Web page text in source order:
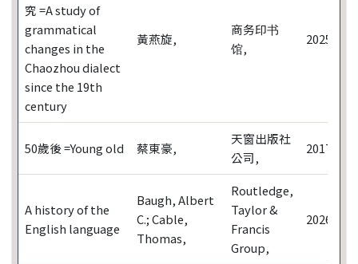
究 =A study of
grammatical
changes in the
Chaozhou dialect
since the 19th
century
黃燕旋,
商务印书
馆,
2025
50歲後 =Young old 蔡東豪,
天窗出版社
公司,
2017
A history of the
English language
Baugh, Albert
C.; Cable,
Thomas,
Routledge,
Taylor &
Francis
Group,
2026